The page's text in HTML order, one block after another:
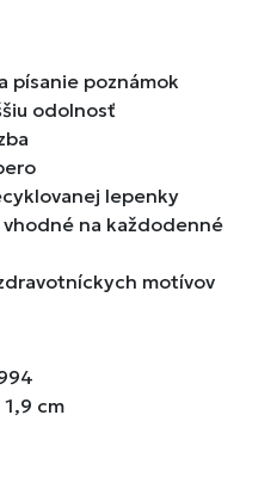
písanie poznámok
odolnosť
lepenky
na každodenné
motívov
1,9 cm